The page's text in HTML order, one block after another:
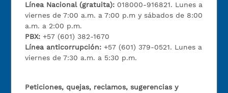
Línea Nacional (gratuita): 018000-916821. Lunes a
viernes de 7:00 a.m. a 7:00 p.m y sábados de 8:00
a.m. a 2:00 p.m.
PBX:+57 (601) 382-1670
Línea anticorrupción:+57 (601) 379-0521. Lunes a
viernes de 7:30 a.m. a 5:30 p.m.
Peticiones, quejas, reclamos, sugerencias y